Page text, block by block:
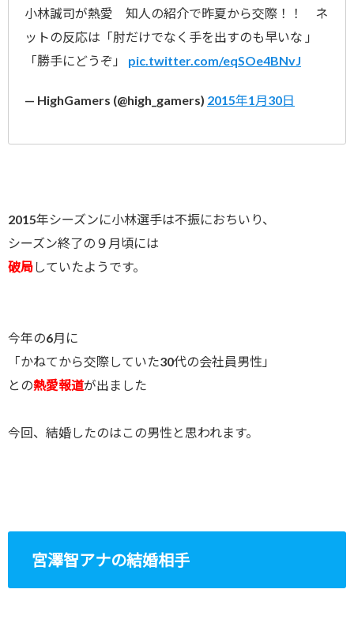
小林誠司が熱愛 知人の紹介で昨夏から交際！！ ネ
ットの反応は「肘だけでなく手を出すのも早いな 」
「勝手にどうぞ」 pic.twitter.com/eqSOe4BNvJ
— HighGamers (@high_gamers) 2015年1月30日
2015年シーズンに小林選手は不振におちいり、
シーズン終了の９月頃には
破局していたようです。
今年の6月に
「かねてから交際していた30代の会社員男性」
との熱愛報道が出ました
今回、結婚したのはこの男性と思われます。
宮澤智アナの結婚相手